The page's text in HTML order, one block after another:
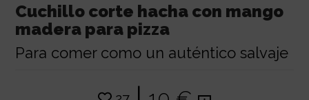
Cuchillo corte hacha con mango
madera para pizza
Para comer como un auténtico salvaje